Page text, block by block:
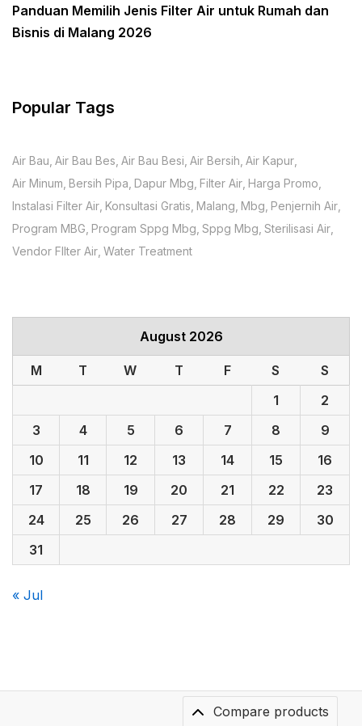
Panduan Memilih Jenis Filter Air untuk Rumah dan
Bisnis di Malang 2026
Popular Tags
Air Bau Air Bau Bes Air Bau Besi Air Bersih Air Kapur
Air Minum Bersih Pipa Dapur Mbg Filter Air Harga Promo
Instalasi Filter Air Konsultasi Gratis Malang Mbg Penjernih Air
Program MBG Program Sppg Mbg Sppg Mbg Sterilisasi Air
Vendor FIlter Air Water Treatment
August 2026
M T W T F S
S
1
2
3
4 5 6 7 8
9
10
11 12 13 14 15
16
17
18 19 20 21 22
23
24
25 26 27 28 29
30
31
« Jul
Compare products